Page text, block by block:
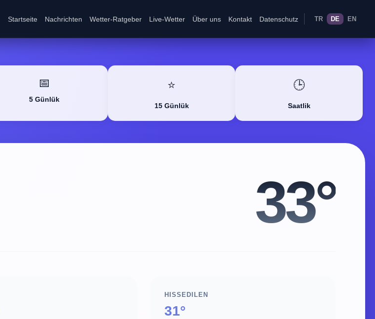
Startseite Nachrichten Wetter-Ratgeber Live-Wetter Über uns Kontakt Datenschutz TR DE EN
📅
5 Günlük
⭐
15 Günlük
🕒
Saatlik
33°
HISSEDILEN
31°